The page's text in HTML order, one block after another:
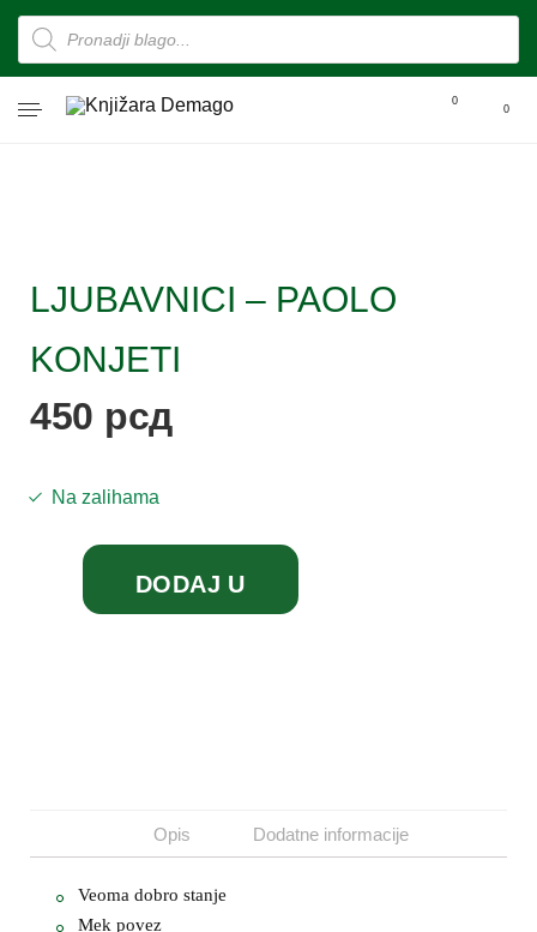
0
0
LJUBAVNICI – PAOLO
KONJETI
450 рсд
Na zalihama
DODAJ U
Opis Dodatne informacije
Veoma dobro stanje
Mek povez